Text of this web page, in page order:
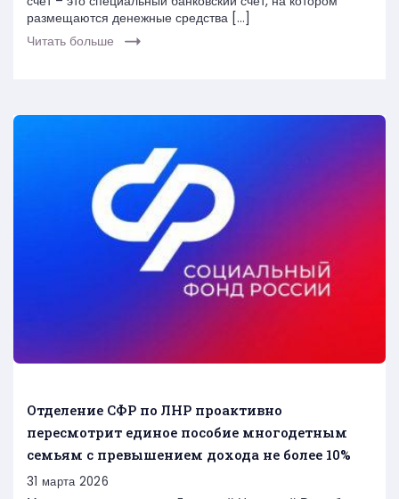
размещаются денежные средства […]
Читать больше
Отделение СФР по ЛНР проактивно
пересмотрит единое пособие многодетным
семьям с превышением дохода не более 10%
31 марта 2026